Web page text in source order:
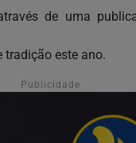
de uma
este ano.
Publicidade